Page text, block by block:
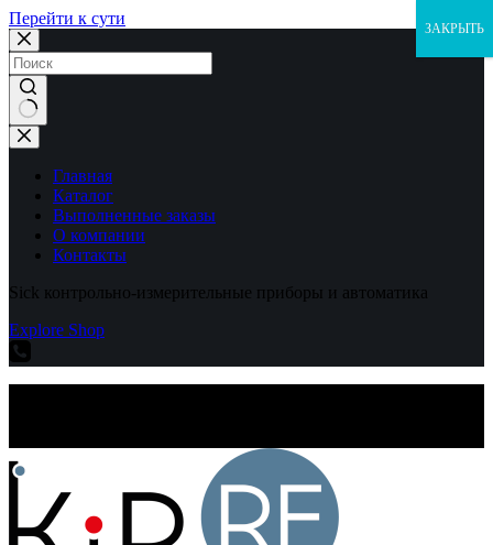
Перейти к сути
Ничего
не
найденоГлавная
Каталог
Выполненные заказы
О компании
Контакты
Sick контрольно-измерительные приборы и автоматика
Explore Shop
ЗАКРЫТЬ